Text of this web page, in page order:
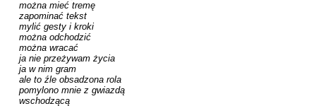
można mieć tremę
zapominać tekst
mylić gesty i kroki
można odchodzić
można wracać
ja nie przeżywam życia
ja w nim gram
ale to źle obsadzona rola
pomylono mnie z gwiazdą
wschodzącą